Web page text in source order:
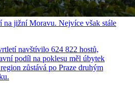
na jižní Moravu. Nejvíce však stále
navštívilo 624 822 hostů,
podíl na poklesu měl úbytek
zůstává po Praze druhým